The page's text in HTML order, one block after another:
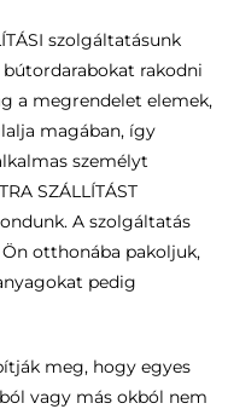
szolgáltatásunk
rakodni
a megrendelet elemek,
magában, így
személyt
SZÁLLÍTÁST
A szolgáltatás
otthonába pakoljuk,
pedig
meg, hogy egyes
vagy más okból nem